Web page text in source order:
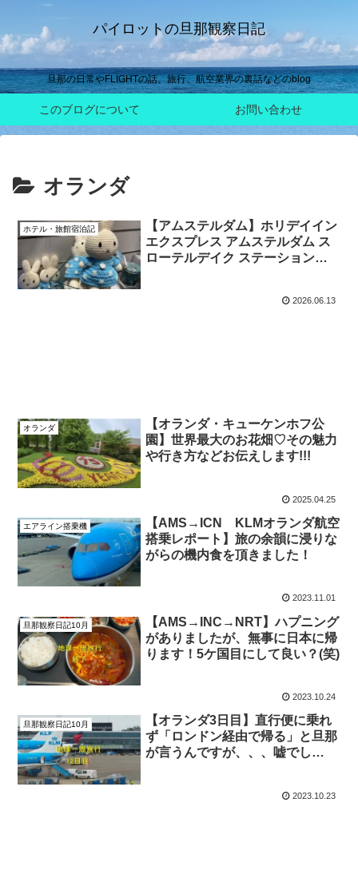
パイロットの旦那観察日記
旦那の日常やFLIGHTの話、旅行、航空業界の裏話などのblog
このブログについて お問い合わせ
オランダ
ホテル・旅館宿泊記
【アムステルダム】ホリデイイン
エクスプレス アムステルダム ス
ローテルデイク ステーション宿
2026.06.13
オランダ
【オランダ・キューケンホフ公
園】世界最大のお花畑♡その魅力
や行き方などお伝えします!!!
2025.04.25
エアライン搭乗機
【AMS→ICN KLMオランダ航空
搭乗レポート】旅の余韻に浸りな
がらの機内食を頂きました！
2023.11.01
旦那観察日記10月
【AMS→INC→NRT】ハプニング
がありましたが、無事に日本に帰
ります！5ケ国目にして良い？(笑)
2023.10.24
旦那観察日記10月
【オランダ3日目】直行便に乗れ
ず「ロンドン経由で帰る」と旦那
が言うんですが、、、嘘でし
2023.10.23